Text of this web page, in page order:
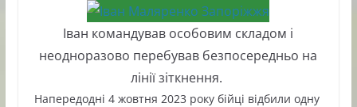
Іван командував особовим складом і
неодноразово перебував безпосередньо на
лінії зіткнення.
Напередодні 4 жовтня 2023 року бійці відбили одну